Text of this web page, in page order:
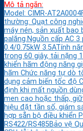
Mô tả ngắn:
Model: CIMR-
thường: Quạt công
máy nén, sản xuất bao
palăng.Nguồn cấp AC
0.4/0.75kW 3.5ATính
trong 60 giây, tải nặng
khiển hãm động năng
hãm Chức năng tự dò
dụng cảm biến tốc độ
định khi mất nguồn
men cao hoặc thấp,
hiệu đặt tần số, giám
hợp sẵn bộ điều khiển
RS422/RS485Bảo vệ